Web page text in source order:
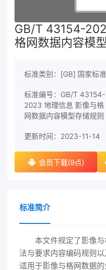
GB/T 43154-
格网数据内容模
标准类别：[GB] 国家标准
标准编号：GB/T 43154-
2023 地理信息 影像与格
网数据内容模型存储规则
更新时间：2023-11-14
会员下载(9点)
标准简介
本文件规定了影像
法与要求内容编码规则
适用于影像与格网数据的